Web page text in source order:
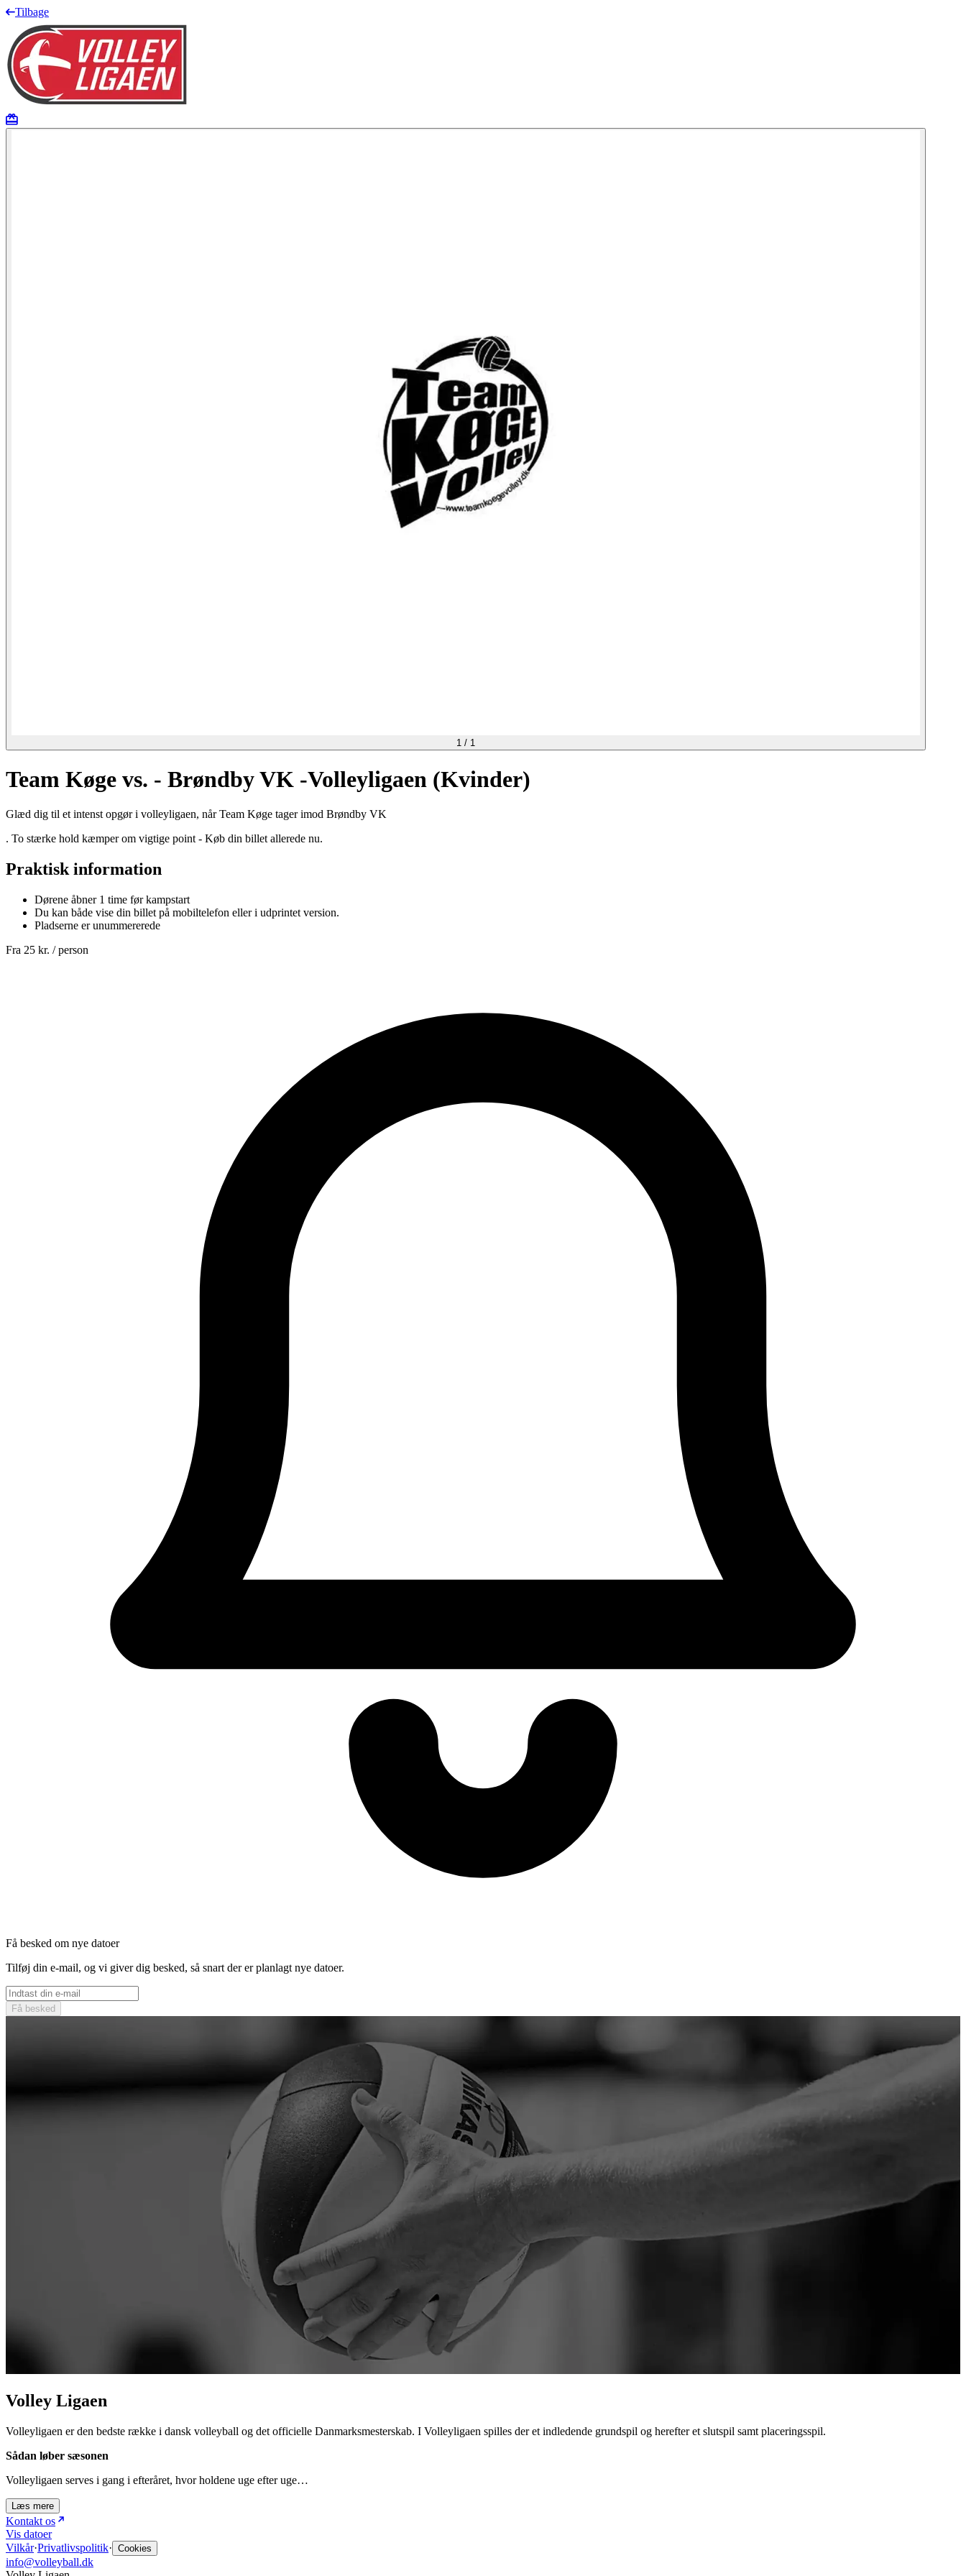
Tilbage
1/ 1
Team Køge vs. - Brøndby VK -Volleyligaen (Kvinder)
Glæd dig til et intenst opgør i volleyligaen, når Team Køge tager imod Brøndby VK
. To stærke hold kæmper om vigtige point - Køb din billet allerede nu.
Praktisk information
Dørene åbner 1 time før kampstart
Du kan både vise din billet på mobiltelefon eller i udprintet version.
Pladserne er unummererede
Fra 25 kr. / person
Få besked om nye datoer
Tilføj din e-mail, og vi giver dig besked, så snart der er planlagt nye datoer.
Få besked
Volley Ligaen
Volleyligaen er den bedste række i dansk volleyball og det officielle Danmarksmesterskab. I Volleyligaen spilles der et indledende grundspil og herefter et slutspil samt placeringsspil.
Sådan løber sæsonen
Volleyligaen serves i gang i efteråret, hvor holdene uge efter uge…
Læs mere
Kontakt os
Vis datoer
Vilkår·Privatlivspolitik· Cookies
info@volleyball.dk